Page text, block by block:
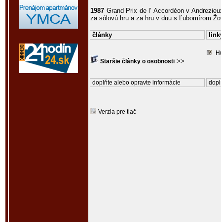
1987 Grand Prix de l’ Accordéon v
za sólovú hru a za hru v duu s Ľubomírom
články
Staršie články o osobnosti >>
doplňte alebo opravte informácie
Verzia pre tlač